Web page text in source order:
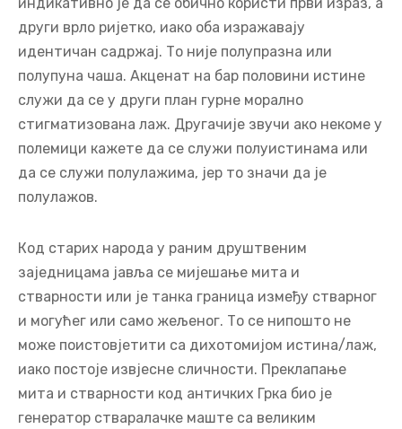
полемици кажете да се служи полуистинама или
да се служи полулажима, јер то значи да је
полулажов.
Код старих народа у раним друштвеним
заједницама јавља се мијешање мита и
стварности или је танка граница између стварног
и могућег или само жељеног. То се нипошто не
иако постоје извјесне сличности. Преклапање
мита и стварности код античких Грка био је
генератор стваралачке маште са великим
симболичким потенцијалом. Они су својим
олимпским боговима приписивали људске особине
па и лажљивост.
Постоји и племенита лаж. Рецимо, иако у